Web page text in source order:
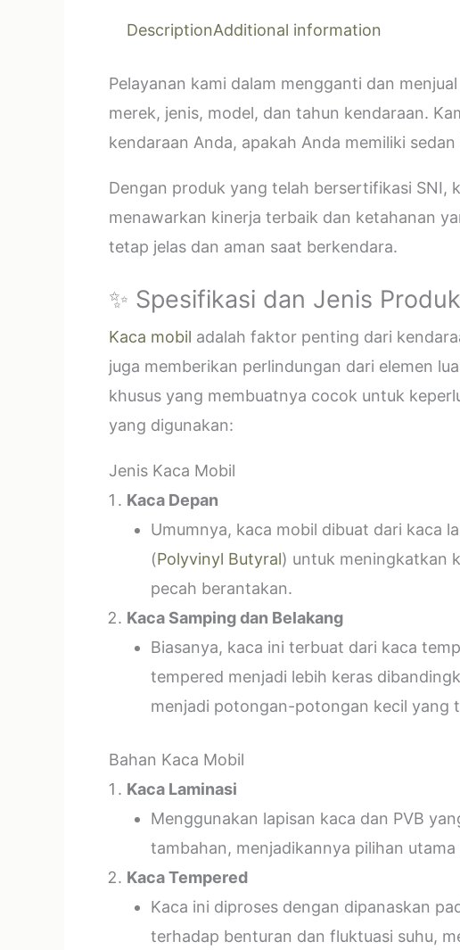
DescriptionAdditional information
Pelayanan kami dalam mengganti dan
merek, jenis, model, dan tahun kendaraan.
kendaraan Anda, apakah Anda memiliki
Dengan produk yang telah bersertifikasi SNI,
menawarkan kinerja terbaik dan ketahanan
tetap jelas dan aman saat berkendara.
✨ Spesifikasi dan Jenis Produk
Kaca mobil adalah faktor penting dari
juga memberikan perlindungan dari elemen
khusus yang membuatnya cocok untuk
yang digunakan:
Jenis Kaca Mobil
Kaca Depan
Umumnya, kaca mobil dibuat dari kaca
(Polyvinyl Butyral) untuk meningkatkan
pecah berantakan.
Kaca Samping dan Belakang
Biasanya, kaca ini terbuat dari kaca
tempered menjadi lebih keras
menjadi potongan-potongan kecil yang
Bahan Kaca Mobil
Kaca Laminasi
Menggunakan lapisan kaca dan PVB
tambahan, menjadikannya pilihan
Kaca Tempered
Kaca ini diproses dengan dipanaskan
terhadap benturan dan fluktuasi suhu,